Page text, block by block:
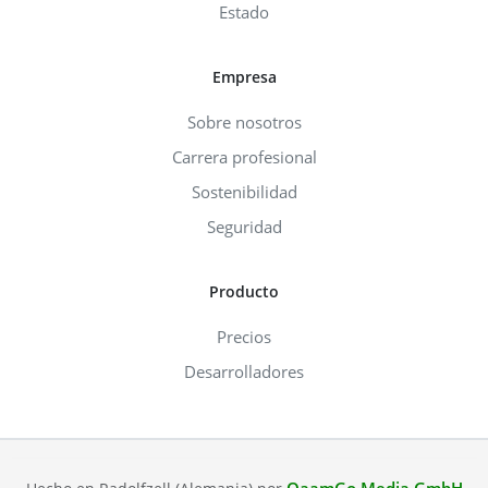
Estado
Empresa
Sobre nosotros
Carrera profesional
Sostenibilidad
Seguridad
Producto
Precios
Desarrolladores